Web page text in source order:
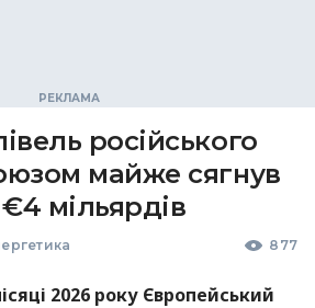
російського
майже сягнув
мільярдів
877
2026 року Європейський